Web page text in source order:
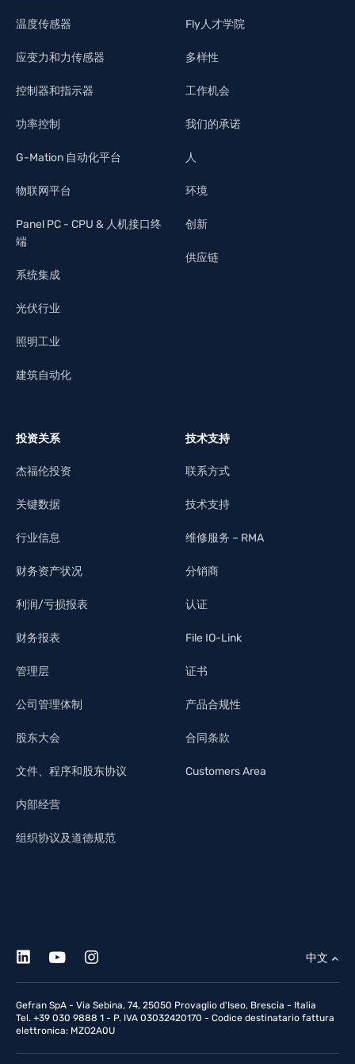
温度传感器
应变力和力传感器
控制器和指示器
功率控制
G-Mation 自动化平台
物联网平台
Panel PC - CPU & 人机接口终
端
系统集成
光伏行业
照明工业
建筑自动化
Fly人才学院
多样性
工作机会
我们的承诺
人
环境
创新
供应链
投资关系
杰福伦投资
关键数据
行业信息
财务资产状况
利润/亏损报表
财务报表
管理层
公司管理体制
股东大会
文件、程序和股东协议
内部经营
组织协议及道德规范
技术支持
联系方式
技术支持
维修服务 – RMA
分销商
认证
File IO-Link
证书
产品合规性
合同条款
Customers Area
Gefran SpA - Via Sebina, 74, 25050 Provaglio d'Iseo, Brescia - Italia
Tel. +39 030 9888 1 - P. IVA 03032420170 - Codice destinatario fattura
elettronica: MZO2A0U
中文